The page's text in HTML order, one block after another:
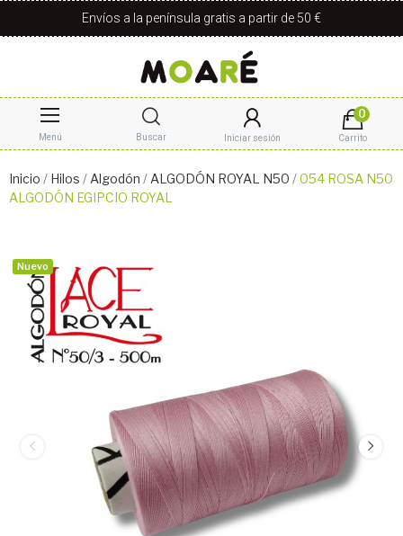
Envíos a la península gratis a partir de 50 €
Menú Buscar Iniciar sesión
0
Carrito
Inicio Hilos Algodón ALGODÓN ROYAL N50
054 ROSA N50
ALGODÓN EGIPCIO ROYAL
Nuevo